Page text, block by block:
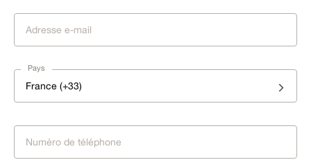
Pays
France (+33)